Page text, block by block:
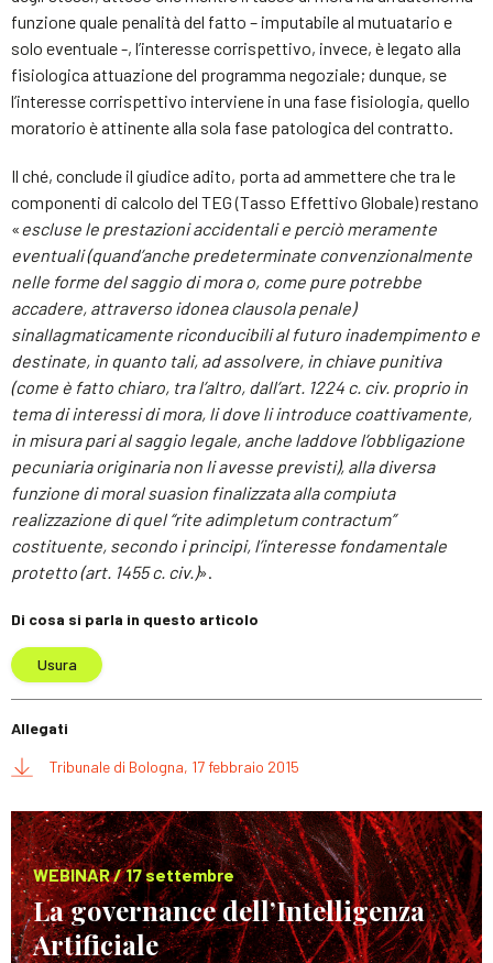
funzione quale penalità del fatto – imputabile al mutuatario e
solo eventuale -, l’interesse corrispettivo, invece, è legato alla
fisiologica attuazione del programma negoziale; dunque, se
l’interesse corrispettivo interviene in una fase fisiologia, quello
moratorio è attinente alla sola fase patologica del contratto.
Il ché, conclude il giudice adito, porta ad ammettere che tra le
componenti di calcolo del TEG (Tasso Effettivo Globale) restano
«escluse le prestazioni accidentali e perciò meramente
eventuali (quand’anche predeterminate convenzionalmente
nelle forme del saggio di mora o, come pure potrebbe
accadere, attraverso idonea clausola penale)
sinallagmaticamente riconducibili al futuro inadempimento e
destinate, in quanto tali, ad assolvere, in chiave punitiva
(come è fatto chiaro, tra l’altro, dall’art. 1224 c. civ. proprio in
tema di interessi di mora, li dove li introduce coattivamente,
in misura pari al saggio legale, anche laddove l’obbligazione
pecuniaria originaria non li avesse previsti), alla diversa
funzione di moral suasion finalizzata alla compiuta
realizzazione di quel “rite adimpletum contractum”
costituente, secondo i principi, l’interesse fondamentale
protetto (art. 1455 c. civ.)».
Di cosa si parla in questo articolo
Usura
Allegati
Tribunale di Bologna, 17 febbraio 2015
WEBINAR / 17 settembre
La governance dell’Intelligenza
Artificiale